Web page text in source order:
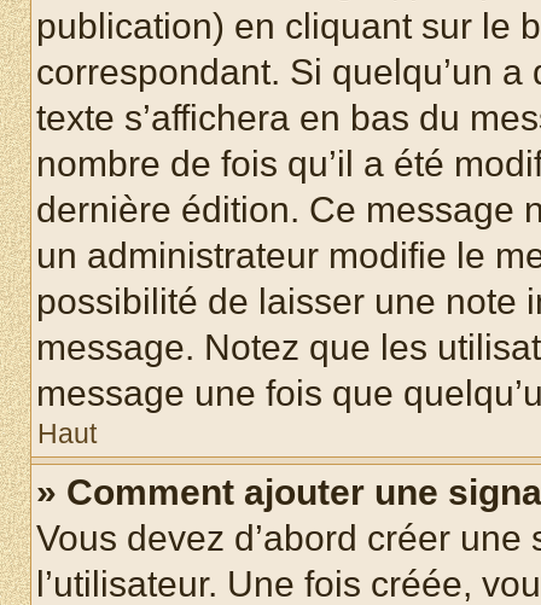
publication) en cliquant sur le
correspondant. Si quelqu’un
texte s’affichera en bas du
nombre de fois qu’il a été
dernière édition. Ce message
un administrateur modifie le
possibilité de laisser une note
message. Notez que les
message une fois que
Haut
» Comment ajouter une
Vous devez d’abord créer
l’utilisateur. Une fois créée,